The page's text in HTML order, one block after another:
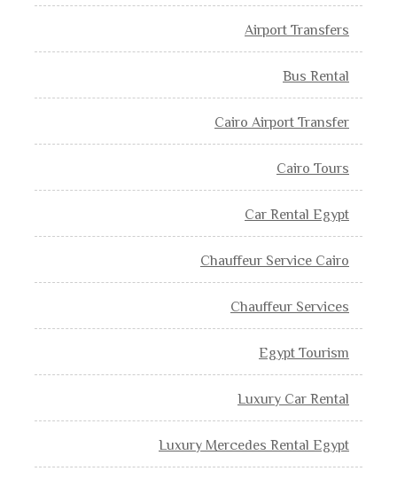
Airport Transfers
Bus Rental
Cairo Airport Transfer
Cairo Tours
Car Rental Egypt
Chauffeur Service Cairo
Chauffeur Services
Egypt Tourism
Luxury Car Rental
Luxury Mercedes Rental Egypt